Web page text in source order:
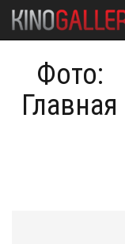
Фото:
Главная